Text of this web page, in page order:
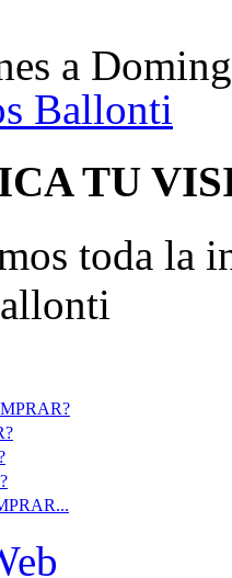
a
Ballonti
TU
toda la